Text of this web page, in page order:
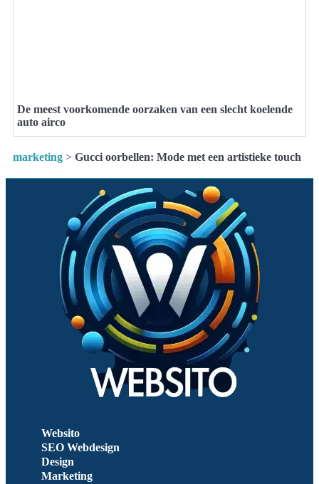
De meest voorkomende oorzaken van een slecht koelende
auto airco
marketing > Gucci oorbellen: Mode met een artistieke touch
Websito
SEO Webdesign
Design
Marketing